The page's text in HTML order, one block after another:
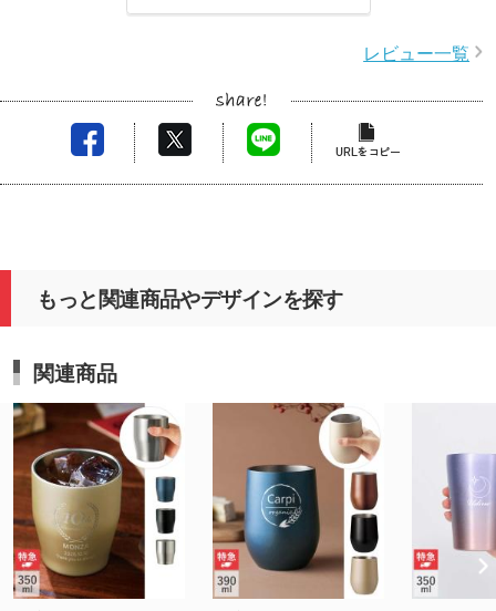
レビュー一覧
もっと関連商品やデザインを探す
関連商品